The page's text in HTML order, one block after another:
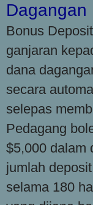
Dagangan
Bonus
ganjaran
dana
secara
selepas
Pedagang
$5,000 dalam
jumlah
selama 180